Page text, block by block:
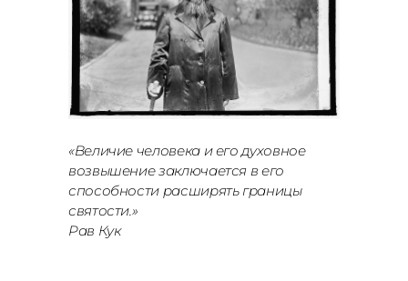
«Величие человека и его духовное
возвышение заключается в его
способности расширять границы
святости.»
Рав Кук